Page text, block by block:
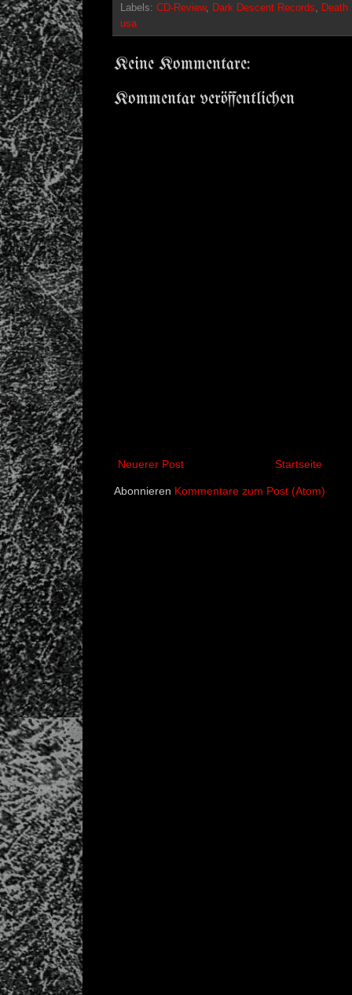
Labels: CD-Review, Dark Descent Records
Death
usa
Keine Kommentare:
Kommentar veröffentlichen
Neuerer Post Startseite
Abonnieren Kommentare zum Post (Atom)